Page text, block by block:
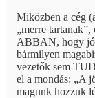
Miközben a cég
„merre
ABBAN, hogy jó
bármilyen
vezetők sem
el a mondás: „A
magunk hozzuk